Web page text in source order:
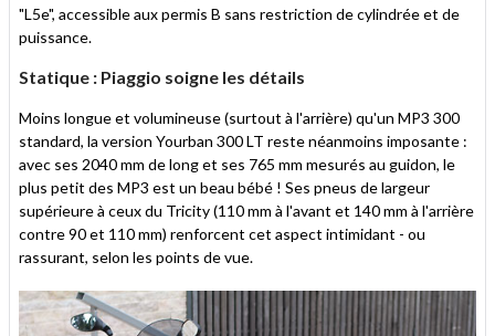
"L5e", accessible aux permis B sans restriction de cylindrée et de
puissance.
Statique : Piaggio soigne les détails
Moins longue et volumineuse (surtout à l'arrière) qu'un MP3 300
standard, la version Yourban 300 LT reste néanmoins imposante :
avec ses 2040 mm de long et ses 765 mm mesurés au guidon, le
plus petit des MP3 est un beau bébé ! Ses pneus de largeur
supérieure à ceux du Tricity (110 mm à l'avant et 140 mm à l'arrière
contre 90 et 110 mm) renforcent cet aspect intimidant - ou
rassurant, selon les points de vue.